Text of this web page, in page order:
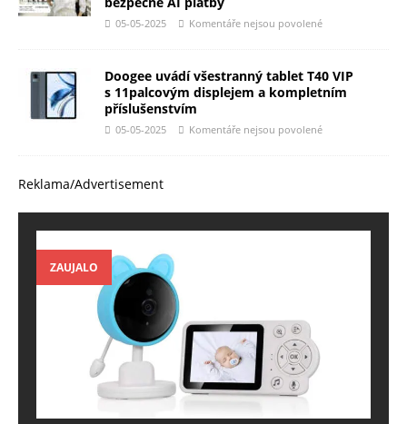
05-05-2025 Komentáře nejsou povolené
Doogee uvádí všestranný tablet T40 VIP
s 11palcovým displejem a kompletním
příslušenstvím
05-05-2025 Komentáře nejsou povolené
Reklama/Advertisement
ZAUJALO